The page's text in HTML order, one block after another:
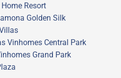
Resort
Golden Silk
Vinhomes Central Park
Grand Park